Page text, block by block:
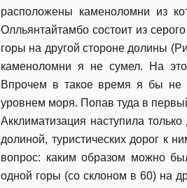
расположены каменоломни из
Олльянтайтамбо состоит из
горы на другой стороне долины
каменоломни я не сумел. На
Впрочем в такое время я бы не
уровнем моря. Попав туда в
Акклиматизация наступила
долиной, туристических дорог к
вопрос: каким образом можно
одной горы (со склоном в 60) на